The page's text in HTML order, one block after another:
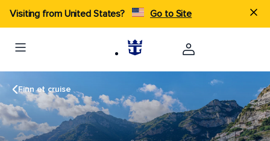
Visiting from United States? Go to Site
Finn et cruise